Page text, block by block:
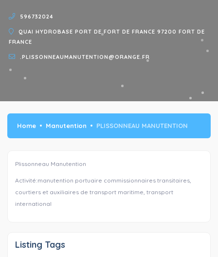
596732024
QUAI HYDROBASE PORT DE FORT DE FRANCE 97200 FORT DE
FRANCE
.PLISSONNEAUMANUTENTION@ORANGE.FR
Home Manutention PLISSONNEAU MANUTENTION
Plissonneau Manutention
Activité:manutention portuaire commissionnaires transitaires,
courtiers et auxiliaires de transport maritime, transport
international
Listing Tags